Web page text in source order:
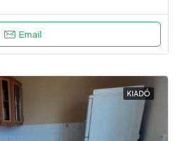
Email
KIADÓ